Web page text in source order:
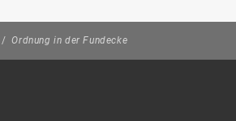
/Ordnung in der Fundecke